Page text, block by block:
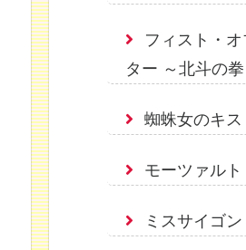
フィスト・
ター ～北斗の拳
蜘蛛女のキス
モーツァルト
ミスサイゴン